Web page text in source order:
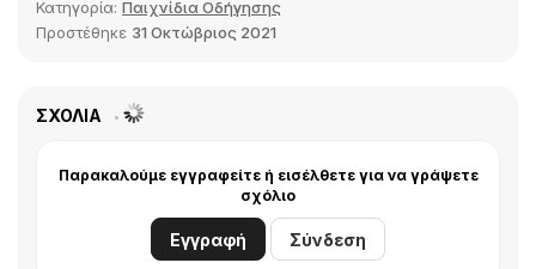
Κατηγορία: Παιχνίδια Οδήγησης
Προστέθηκε 31 Οκτώβριος 2021
ΣΧΌΛΙΑ
Παρακαλούμε εγγραφείτε ή εισέλθετε για να γράψετε
σχόλιο
Εγγραφή Σύνδεση